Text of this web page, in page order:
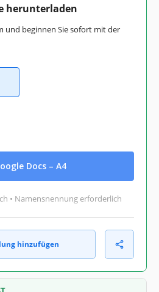
herunterladen
und beginnen Sie sofort mit der
Docs – A4
• Namensnennung erforderlich
hinzufügen